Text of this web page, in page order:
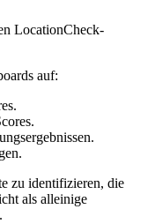
LocationCheck-
auf:
zu identifizieren, die
als alleinige